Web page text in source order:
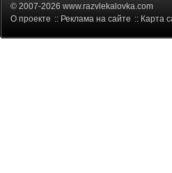
© 2007-2026 www.razvlekalovka.com
О проекте :: Реклама на сайте :: Карта